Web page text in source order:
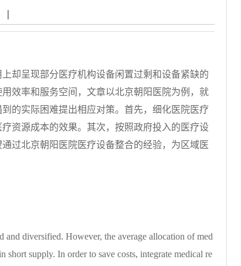
|||
却呈现部分医疗机构设备闲置过剩和设备紧缺的
效率和服务空间，文章以北京朝阳医院为例，就
的实际困难提出相应对策。首先，细化医院医疗
资源成本的效果。其次，按照政府投入的医疗设
过北京朝阳医院医疗设备整合的经验，为区域医
and diversified. However, the average allocation of med
supply. In order to save costs, integrate medical re